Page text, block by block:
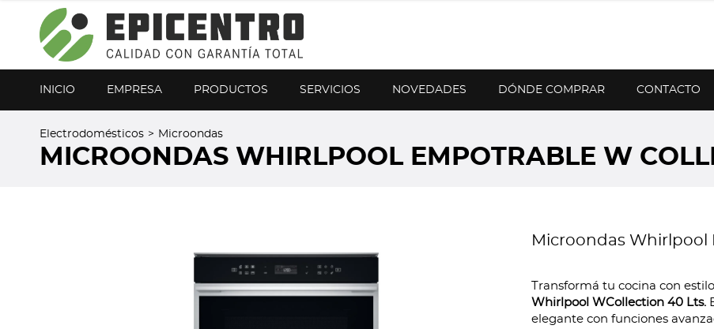
¿Olvidó su contraseña?
INICIO EMPRESA PRODUCTOS SERVICIOS NOVEDADES DÓNDE COMPRAR CONTACTO
Electrodomésticos > Microondas
MICROONDAS WHIRLPOOL EMPOTRABLE W
Microondas Whirlpool
Transformá tu cocina con
Whirlpool WCollection 40 Lts.
elegante con funciones